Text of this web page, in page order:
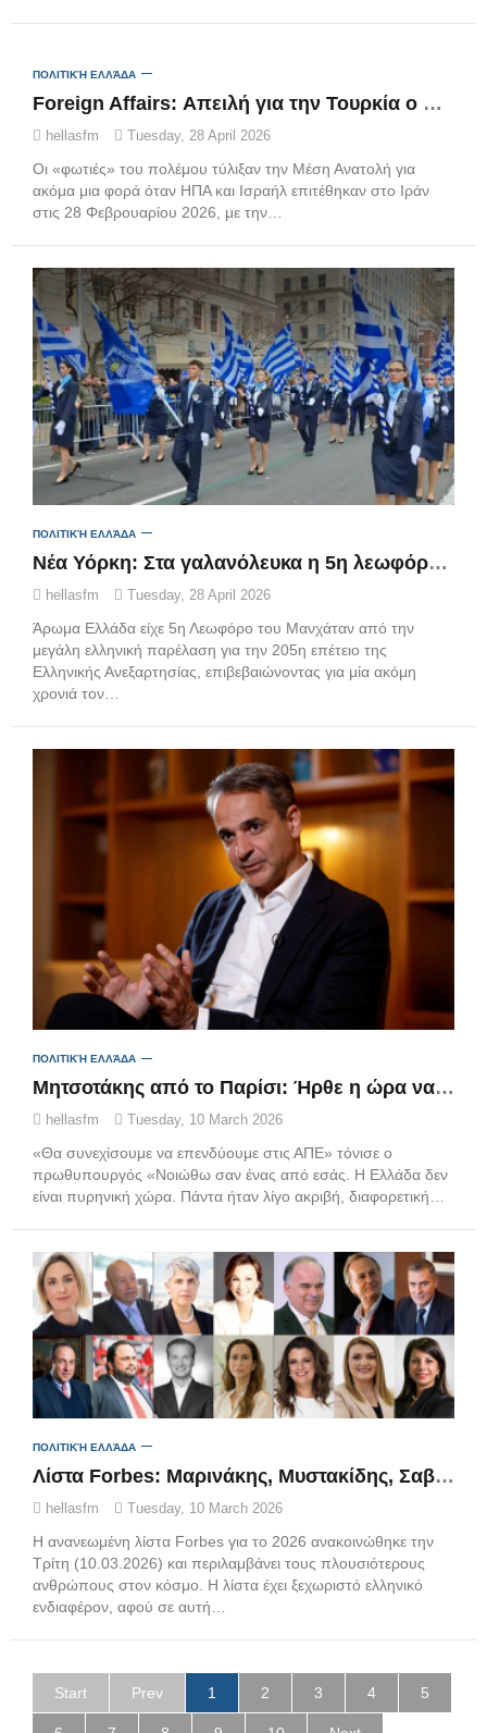
ΠΟΛΙΤΙΚΉ ΕΛΛΆΔΑ
Foreign Affairs: Απειλή για την Τουρκία ο πόλεμος στο Ιράν – Τα διακυβεύματα για την επόμενη μέρα
hellasfm Tuesday, 28 April 2026
Οι «φωτιές» του πολέμου τύλιξαν την Μέση Ανατολή για
ακόμα μια φορά όταν ΗΠΑ και Ισραήλ επιτέθηκαν στο Ιράν
στις 28 Φεβρουαρίου 2026, με την…
ΠΟΛΙΤΙΚΉ ΕΛΛΆΔΑ
Νέα Υόρκη: Στα γαλανόλευκα η 5η λεωφόρος του Μανχάταν στην παρέλαση για την 25η Μαρτίου
hellasfm Tuesday, 28 April 2026
Άρωμα Ελλάδα είχε 5η Λεωφόρο του Μανχάταν από την
μεγάλη ελληνική παρέλαση για την 205η επέτειο της
Ελληνικής Ανεξαρτησίας, επιβεβαιώνοντας για μία ακόμη
χρονιά τον…
ΠΟΛΙΤΙΚΉ ΕΛΛΆΔΑ
Μητσοτάκης από το Παρίσι: Ήρθε η ώρα να εξερευνήσουμε αν η πυρηνική ενέργεια μπορεί να διαδραματίσει ρόλο και στην Ελλάδα
hellasfm Tuesday, 10 March 2026
«Θα συνεχίσουμε να επενδύουμε στις ΑΠΕ» τόνισε ο
πρωθυπουργός «Νοιώθω σαν ένας από εσάς. Η Ελλάδα δεν
είναι πυρηνική χώρα. Πάντα ήταν λίγο ακριβή, διαφορετική…
ΠΟΛΙΤΙΚΉ ΕΛΛΆΔΑ
Λίστα Forbes: Μαρινάκης, Μυστακίδης, Σαββίδης και Αλαφούζος οι πιο πλούσιοι ιδιοκτήτες ελληνικών ομάδων
hellasfm Tuesday, 10 March 2026
Η ανανεωμένη λίστα Forbes για το 2026 ανακοινώθηκε την
Τρίτη (10.03.2026) και περιλαμβάνει τους πλουσιότερους
ανθρώπους στον κόσμο. Η λίστα έχει ξεχωριστό ελληνικό
ενδιαφέρον, αφού σε αυτή…
Start Prev 1 2 3 4 5